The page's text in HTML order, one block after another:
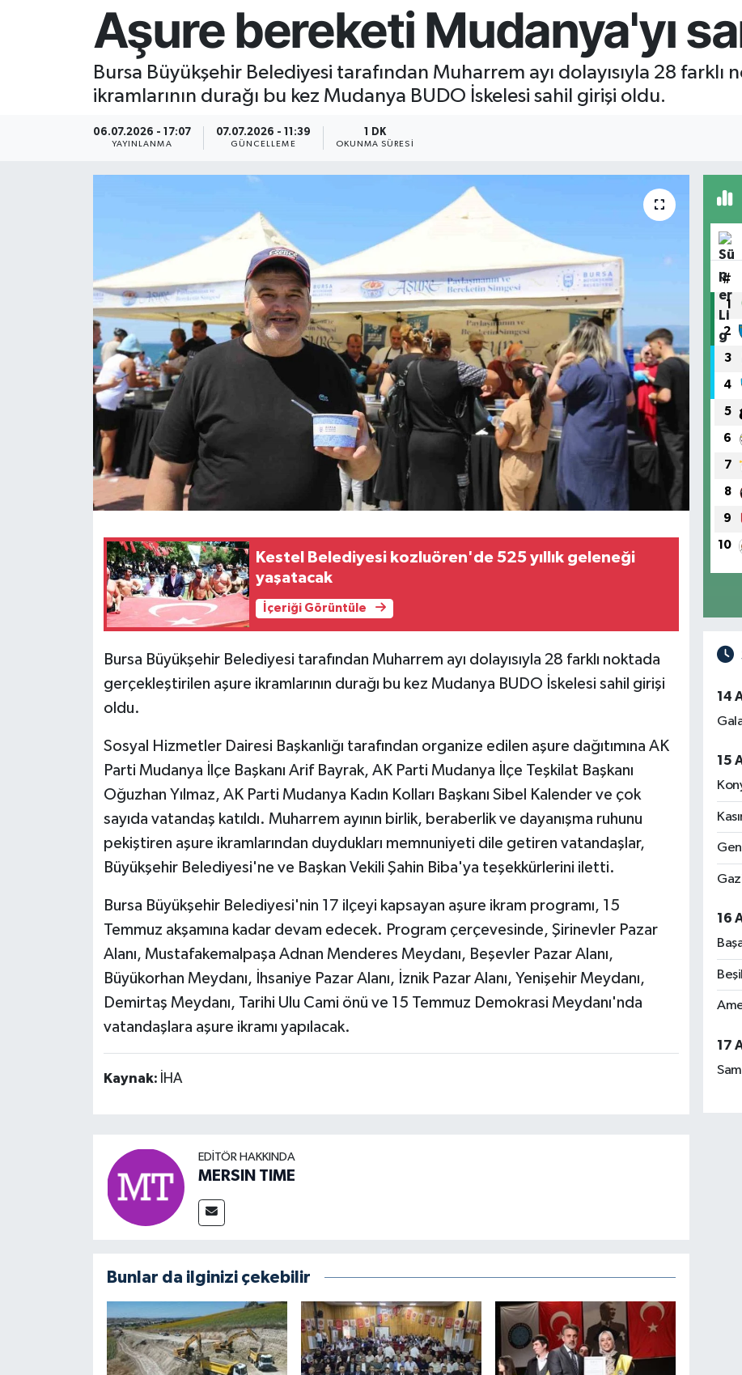
Aşure bereketi Mudanya'yı
Bursa Büyükşehir Belediyesi tarafından Muharrem ayı dolayısıyla 28
ikramlarının durağı bu kez Mudanya BUDO İskelesi sahil girişi oldu.
06.07.2026 - 17:07
YAYINLANMA
07.07.2026 - 11:39
GÜNCELLEME
1 DK
OKUNMA SÜRESI
Kestel Belediyesi kozluören'de 525 yıllık geleneği
yaşatacak
İçeriği Görüntüle
Bursa Büyükşehir Belediyesi tarafından Muharrem ayı dolayısıyla 28 farklı noktada
gerçekleştirilen aşure ikramlarının durağı bu kez Mudanya BUDO İskelesi sahil girişi
oldu.
Sosyal Hizmetler Dairesi Başkanlığı tarafından organize edilen aşure dağıtımına AK
Parti Mudanya İlçe Başkanı Arif Bayrak, AK Parti Mudanya İlçe Teşkilat Başkanı
Oğuzhan Yılmaz, AK Parti Mudanya Kadın Kolları Başkanı Sibel Kalender ve çok
sayıda vatandaş katıldı. Muharrem ayının birlik, beraberlik ve dayanışma ruhunu
pekiştiren aşure ikramlarından duydukları memnuniyeti dile getiren vatandaşlar,
Büyükşehir Belediyesi'ne ve Başkan Vekili Şahin Biba'ya teşekkürlerini iletti.
Bursa Büyükşehir Belediyesi'nin 17 ilçeyi kapsayan aşure ikram programı, 15
Temmuz akşamına kadar devam edecek. Program çerçevesinde, Şirinevler Pazar
Alanı, Mustafakemalpaşa Adnan Menderes Meydanı, Beşevler Pazar Alanı,
Büyükorhan Meydanı, İhsaniye Pazar Alanı, İznik Pazar Alanı, Yenişehir Meydanı,
Demirtaş Meydanı, Tarihi Ulu Cami önü ve 15 Temmuz Demokrasi Meydanı'nda
vatandaşlara aşure ikramı yapılacak.
Kaynak: İHA
EDITÖR HAKKINDA
MERSIN TIME
Bunlar da ilginizi çekebilir
#
1
2
3
4
5
6
7
8
9
10
14
15
16
17
Resmi İlan